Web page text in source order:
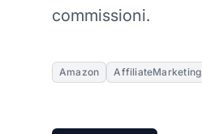
commissioni.
Amazon AffiliateMarketing